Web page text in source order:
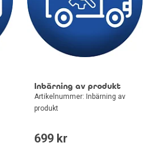
Inbärning av produkt
Artikelnummer: Inbärning av
produkt
699 kr